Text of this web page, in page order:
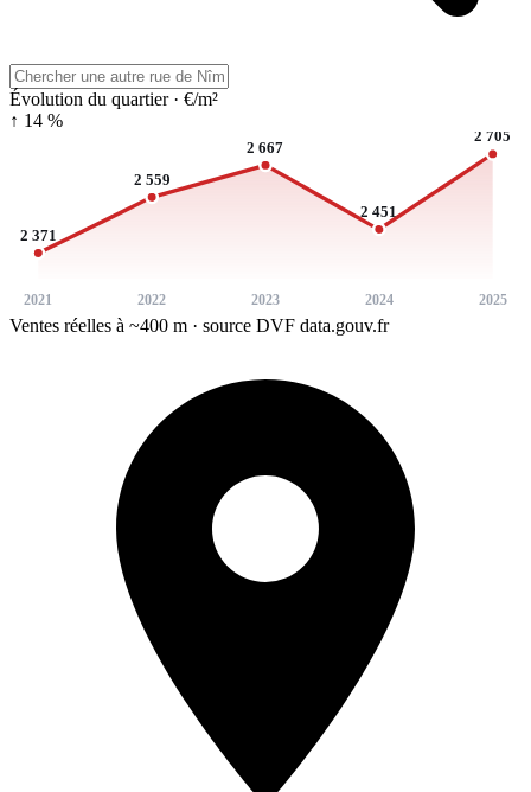
Évolution du quartier · €/m²
↑ 14 %
2 371
2021
2 559
2022
2 667
2023
2 451
2024
2 705
2025
Ventes réelles à ~400 m · source DVF data.gouv.fr